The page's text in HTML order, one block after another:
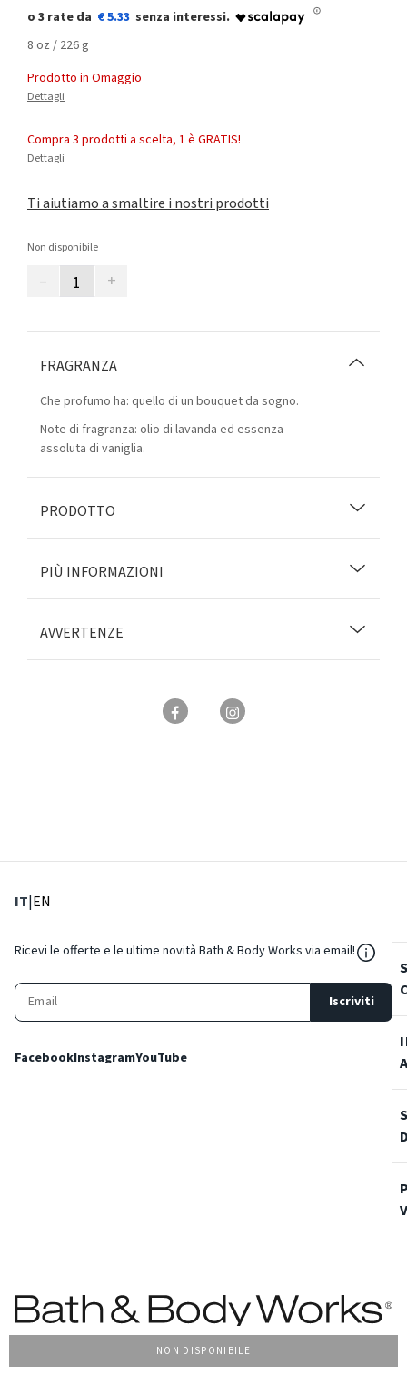
€ 5.33
8 oz / 226 g
Prodotto in Omaggio
Dettagli
Compra 3 prodotti a scelta, 1 è GRATIS!
Dettagli
Ti aiutiamo a smaltire i nostri prodotti
Non disponibile
– +
NON DISPONIBILE
FRAGRANZA
Che profumo ha: quello di un bouquet da sogno.
Note di fragranza: olio di lavanda ed essenza
assoluta di vaniglia.
PRODOTTO
PIÙ INFORMAZIONI
AVVERTENZE
IT: Lingua corrente
|EN
Ricevi le offerte e le ultime novità Bath & Body Works via email!
Iscriviti
FacebookInstagramYouTube